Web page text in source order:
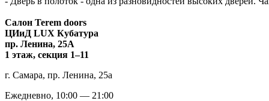
Салон Terem doors
ЦИиД LUX Кубатура
пр. Ленина, 25А
1 этаж, секция 1–11
г. Самара, пр. Ленина, 25а
Ежедневно, 10:00 — 21:00